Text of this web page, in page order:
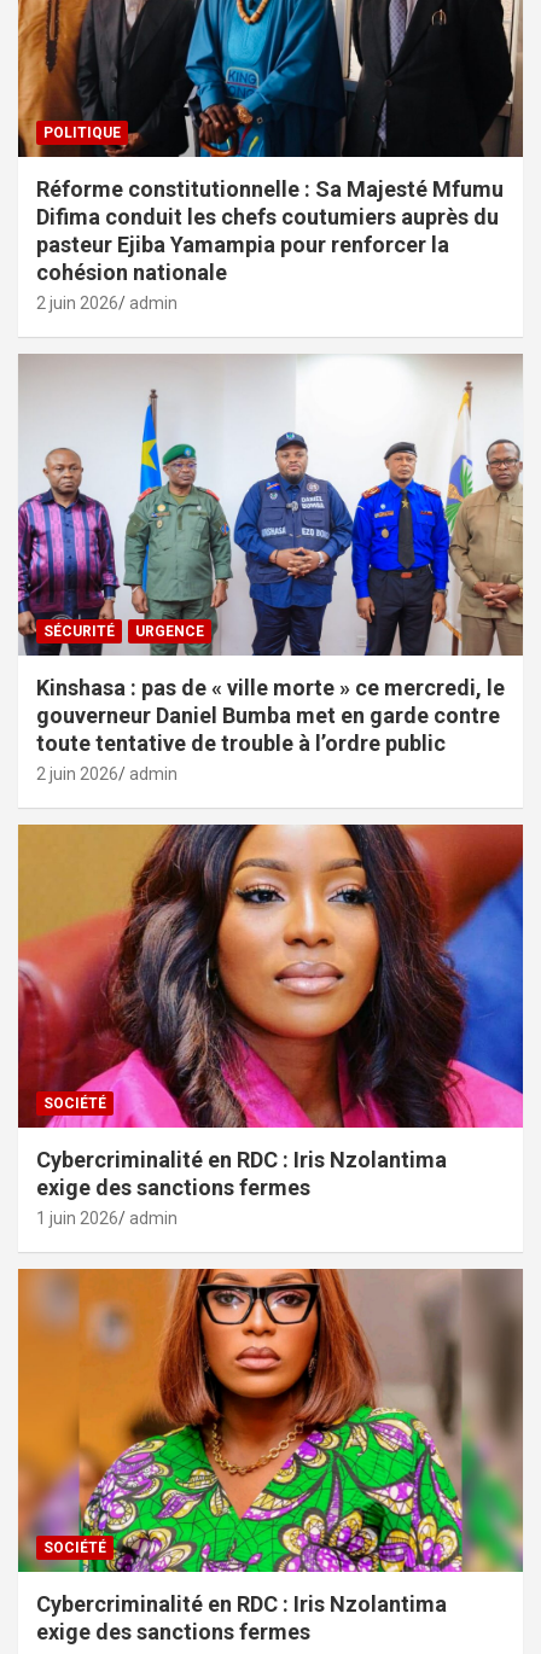
POLITIQUE
Réforme constitutionnelle : Sa Majesté Mfumu
Difima conduit les chefs coutumiers auprès du
pasteur Ejiba Yamampia pour renforcer la
cohésion nationale
2 juin 2026 admin
SÉCURITÉ URGENCE
Kinshasa : pas de « ville morte » ce mercredi, le
gouverneur Daniel Bumba met en garde contre
toute tentative de trouble à l’ordre public
2 juin 2026 admin
SOCIÉTÉ
Cybercriminalité en RDC : Iris Nzolantima
exige des sanctions fermes
1 juin 2026 admin
SOCIÉTÉ
Cybercriminalité en RDC : Iris Nzolantima
exige des sanctions fermes